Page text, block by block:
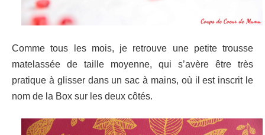
Comme tous les mois, je retrouve une petite trousse
matelassée de taille moyenne, qui s’avère être très
pratique à glisser dans un sac à mains, où il est inscritle
nom de la Box sur les deux côtés.